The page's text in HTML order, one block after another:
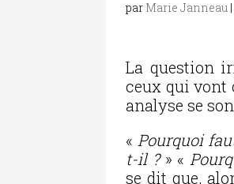
par Marie Janneau |
La question
ceux qui vont
analyse se
« Pourquoi
t-il ?» «
se dit que,